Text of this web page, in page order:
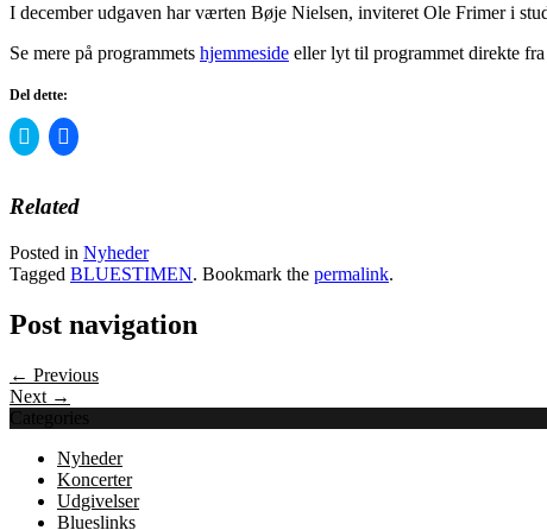
I december udgaven har værten Bøje Nielsen, inviteret Ole Frimer i
Se mere på programmets hjemmeside eller lyt til programmet direkte fra
Del dette:
Click
to
Twitter
(Opens
new
window)
Click
to
Facebook
(Opens
new
window)
Related
Posted in Nyheder
Tagged BLUESTIMEN. Bookmark the permalink.
Post navigation
← Previous
Next →
Categories
Nyheder
Koncerter
Udgivelser
Blueslinks